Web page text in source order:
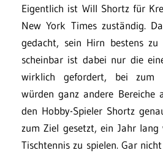
Eigentlich ist Will Shortz für
New York Times zuständig.
gedacht, sein Hirn bestens zu
scheinbar ist dabei nur die
wirklich gefordert, bei zum
würden ganz andere Bereiche
den Hobby-Spieler Shortz
zum Ziel gesetzt, ein Jahr
Tischtennis zu spielen. Gar